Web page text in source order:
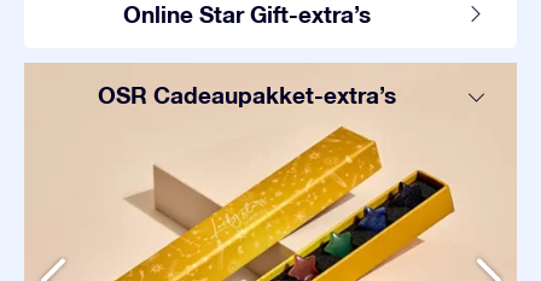
Online Star Gift-extra’s
OSR Cadeaupakket-extra’s